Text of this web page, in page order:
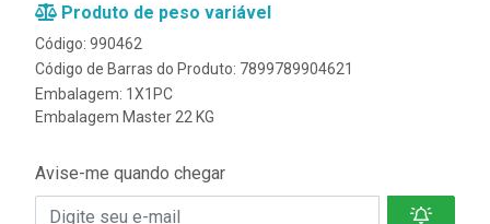
Produto de peso variável
Código: 990462
Código de Barras do Produto: 7899789904621
Embalagem: 1X1PC
Embalagem Master 22 KG
Avise-me quando chegar